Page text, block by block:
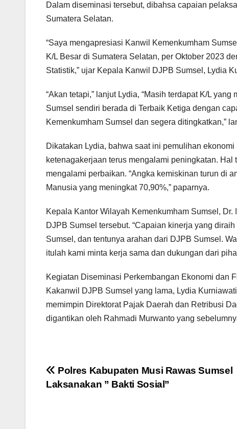
Dalam diseminasi tersebut, dibahsa capaian
Sumatera Selatan.
“Saya mengapresiasi Kanwil Kemenkumham
K/L Besar di Sumatera Selatan, per Oktober 2023
Statistik,” ujar Kepala Kanwil DJPB Sumsel, Lydia
“Akan tetapi,” lanjut Lydia, “Masih terdapat K/L
Sumsel sendiri berada di Terbaik Ketiga dengan
Kemenkumham Sumsel dan segera ditingkatkan,”
Dikatakan Lydia, bahwa saat ini pemulihan
ketenagakerjaan terus mengalami peningkatan.
mengalami perbaikan. “Angka kemiskinan turun di
Manusia yang meningkat 70,90%,” paparnya.
Kepala Kantor Wilayah Kemenkumham Sumsel,
DJPB Sumsel tersebut. “Capaian kinerja yang
Sumsel, dan tentunya arahan dari DJPB Sumsel.
itulah kami minta kerja sama dan dukungan dari
Kegiatan Diseminasi Perkembangan Ekonomi dan
Kakanwil DJPB Sumsel yang lama, Lydia
memimpin Direktorat Pajak Daerah dan Retribusi
digantikan oleh Rahmadi Murwanto yang
Navigasi
Polres Kabupaten Musi Rawas Sumsel
Laksanakan ” Bakti Sosial”